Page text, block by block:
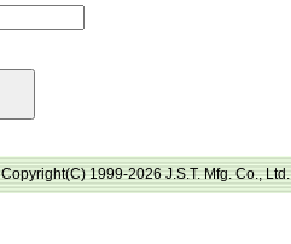
Copyright(C) 1999-2026 J.S.T. Mfg. Co., Ltd.